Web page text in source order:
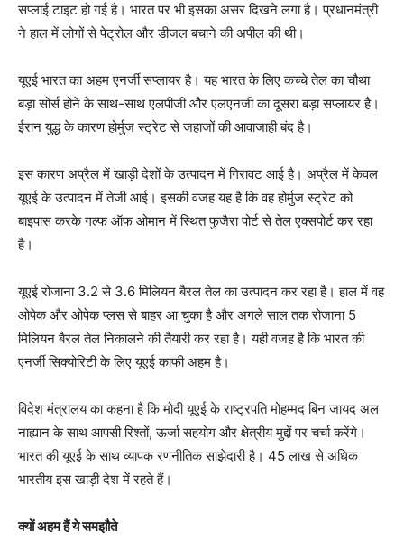
सप्लाई टाइट हो गई है। भारत पर भी इसका असर दिखने लगा है। प्रधानमंत्री
ने हाल में लोगों से पेट्रोल और डीजल बचाने की अपील की थी।
यूएई भारत का अहम एनर्जी सप्लायर है। यह भारत के लिए कच्चे तेल का चौथा
बड़ा सोर्स होने के साथ-साथ एलपीजी और एलएनजी का दूसरा बड़ा सप्लायर है।
ईरान युद्ध के कारण होर्मुज स्ट्रेट से जहाजों की आवाजाही बंद है।
इस कारण अप्रैल में खाड़ी देशों के उत्पादन में गिरावट आई है। अप्रैल में केवल
यूएई के उत्पादन में तेजी आई। इसकी वजह यह है कि वह होर्मुज स्ट्रेट को
बाइपास करके गल्फ ऑफ ओमान में स्थित फुजैरा पोर्ट से तेल एक्सपोर्ट कर रहा
है।
यूएई रोजाना 3.2 से 3.6 मिलियन बैरल तेल का उत्पादन कर रहा है। हाल में वह
ओपेक और ओपेक प्लस से बाहर आ चुका है और अगले साल तक रोजाना 5
मिलियन बैरल तेल निकालने की तैयारी कर रहा है। यही वजह है कि भारत की
एनर्जी सिक्योरिटी के लिए यूएई काफी अहम है।
विदेश मंत्रालय का कहना है कि मोदी यूएई के राष्ट्रपति मोहम्मद बिन जायद अल
नाह्यान के साथ आपसी रिश्तों, ऊर्जा सहयोग और क्षेत्रीय मुद्दों पर चर्चा करेंगे।
भारत की यूएई के साथ व्यापक रणनीतिक साझेदारी है। 45 लाख से अधिक
भारतीय इस खाड़ी देश में रहते हैं।
क्यों अहम हैं ये समझौते